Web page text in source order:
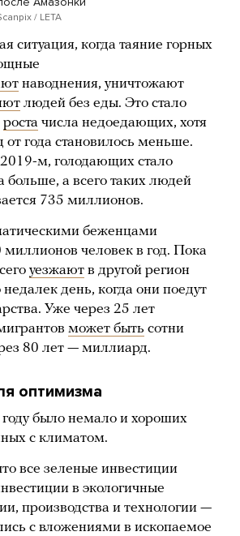
/ LETA
ситуация, когда таяние горных
наводнения, уничтожают
людей без еды. Это стало
роста числа недоедающих, хотя
от года становилось меньше.
м, голодающих стало
а всего таких людей
735 миллионов.
беженцами
миллионов человек в год. Пока
уезжают в другой регион
день, когда они поедут
Уже через 25 лет
может быть сотни
80 лет — миллиард.
оптимизма
было немало и хороших
с климатом.
все зеленые инвестиции
в экологичные
производства и технологии —
с вложениями в ископаемое